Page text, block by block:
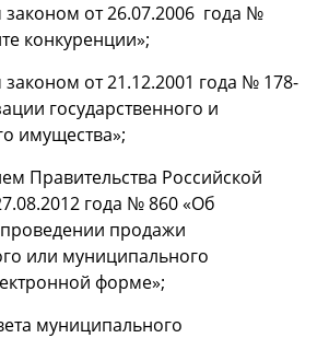
от 26.07.2006 года №
конкуренции»;
от 21.12.2001 года № 178-
государственного и
имущества»;
Правительства Российской
года № 860 «Об
продажи
или муниципального
форме»;
муниципального